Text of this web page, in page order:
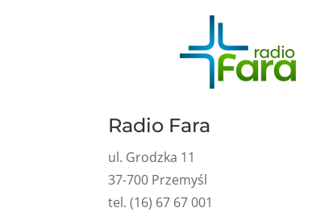
Radio Fara
ul. Grodzka 11
37-700 Przemyśl
tel. (16) 67 67 001